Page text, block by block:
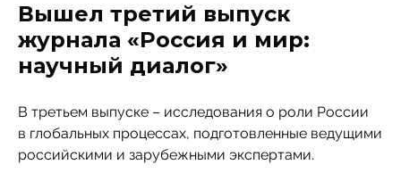
Вышел третий выпуск
журнала «Россия и мир:
научный диалог»
В третьем выпуске – исследования о роли России
в глобальных процессах, подготовленные ведущими
российскими и зарубежными экспертами.